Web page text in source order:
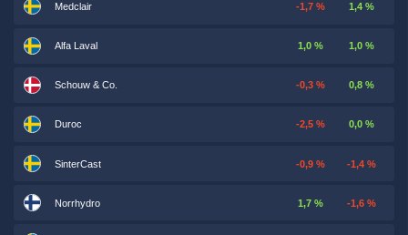
Medclair -1,7 % 1,4 %
Alfa Laval 1,0 % 1,0 %
Schouw & Co. -0,3 % 0,8 %
Duroc -2,5 % 0,0 %
SinterCast -0,9 % -1,4 %
Norrhydro 1,7 % -1,6 %